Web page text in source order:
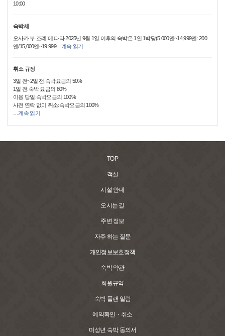
10:00
숙박세
오사카 부 조례 에 따라 2025년 9월 1일 이후의 숙박은 1인 1박당(5,000엔~14,999엔: 200
엔/15,000엔~19,999… 계속 읽기
취소 규정
3일 전~2일 전:숙박요금의 50%
1일 전:숙박 요금의 80%
이용 당일:숙박요금의 100%
사전 연락 없이 취소:숙박요금의 100%
계속 읽기
TOP
객실
시설 안내
오시는 길
주변 정보
자주 하는 질문
개인정보보호정책
숙박 약관
회원규약
숙박 플랜 일람
예약확인・취소
미성년 숙박 동의서